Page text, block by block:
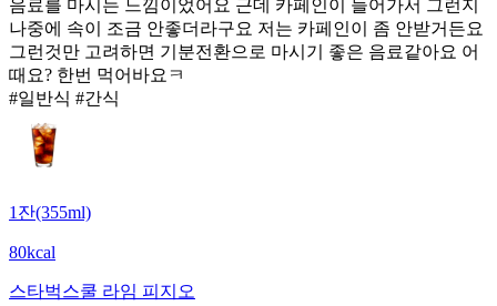
음료를 마시는 느낌이었어요 근데 카페인이 들어가서 그런지
나중에 속이 조금 안좋더라구요 저는 카페인이 좀 안받거든요
그런것만 고려하면 기분전환으로 마시기 좋은 음료같아요 어
때요? 한번 먹어바요ㅋ
#일반식 #간식
1잔(355ml)
80kcal
스타벅스쿨 라임 피지오